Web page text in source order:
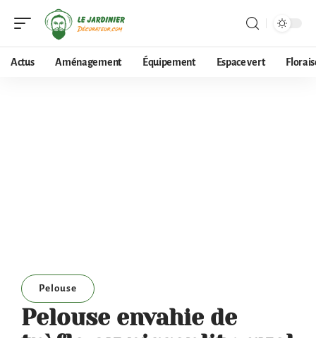
Actus Aménagement Équipement Espace vert
Pelouse
Pelouse envahie de